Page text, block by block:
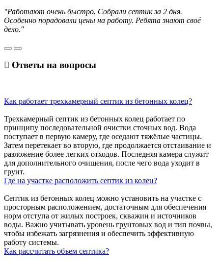
"Работают очень быстро. Собрали септик за 2 дня.
Особенно порадовали цены на работу. Ребята знают своё
дело."
Ответы на вопросы
Как работает трехкамерный септик из бетонных колец?
Трехкамерный септик из бетонных колец работает по
принципу последовательной очистки сточных вод. Вода
поступает в первую камеру, где оседают тяжёлые частицы.
Затем перетекает во вторую, где продолжается отстаивание и
разложение более легких отходов. Последняя камера служит
для дополнительного очищения, после чего вода уходит в
грунт.
Где на участке расположить септик из колец?
Септик из бетонных колец можно установить на участке с
просторным расположением, достаточным для обеспечения
норм отступа от жилых построек, скважин и источников
воды. Важно учитывать уровень грунтовых вод и тип почвы,
чтобы избежать загрязнения и обеспечить эффективную
работу системы.
Как рассчитать объем септика?